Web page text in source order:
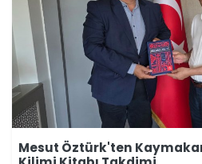
Mesut Öztürk'ten